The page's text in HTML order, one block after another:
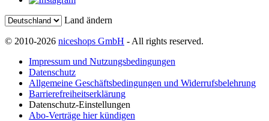
Land ändern
© 2010-2026 niceshops GmbH - All rights reserved.
Impressum und Nutzungsbedingungen
Datenschutz
Allgemeine Geschäftsbedingungen und Widerrufsbelehrung
Barrierefreiheitserklärung
Datenschutz-Einstellungen
Abo-Verträge hier kündigen